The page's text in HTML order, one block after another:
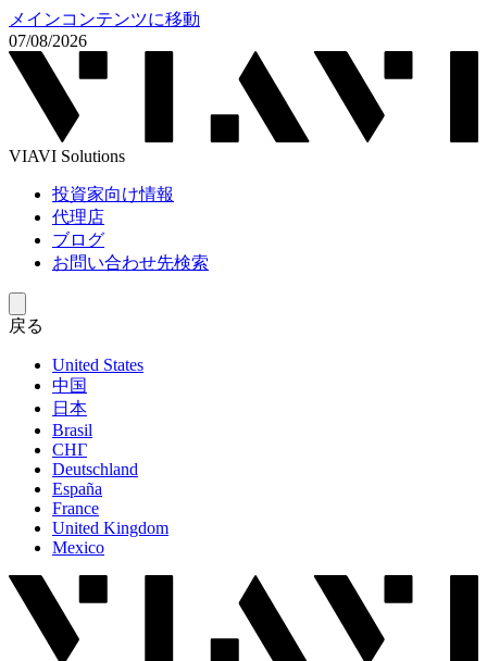
メインコンテンツに移動
07/08/2026
VIAVI Solutions
投資家向け情報
代理店
ブログ
お問い合わせ先検索
戻る
United States
中国
日本
Brasil
СНГ
Deutschland
España
France
United Kingdom
Mexico